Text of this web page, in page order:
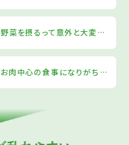
野菜を摂るって意外と大変…
お肉中心の食事になりがち…